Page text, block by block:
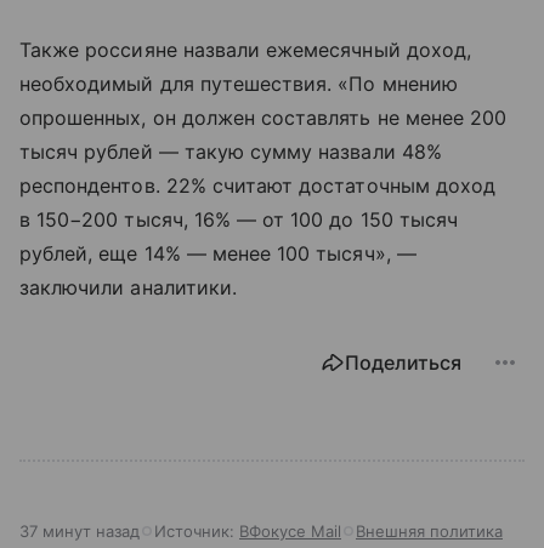
Также россияне назвали ежемесячный доход,
необходимый для путешествия. «По мнению
опрошенных, он должен составлять не менее 200
тысяч рублей — такую сумму назвали 48%
респондентов. 22% считают достаточным доход
в 150−200 тысяч, 16% — от 100 до 150 тысяч
рублей, еще 14% — менее 100 тысяч», —
заключили аналитики.
Поделиться
37 минут назад Источник: ВФокусе Mail Внешняя политика